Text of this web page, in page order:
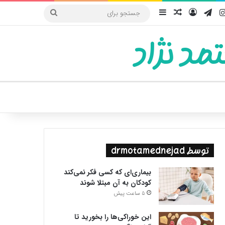
اینستاگرام
تلگرامورودنوشته تصادفی
سایدبار
جستجو
نژاد
پوسته
توسط drmotamednejad
بیماری‌ای که کسی فکر نمی‌کند
کودکان به آن مبتلا شوند
5 ساعت پیش
این خوراکی‌ها را بخورید تا